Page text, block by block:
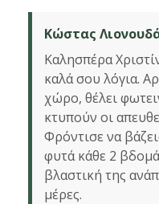
Κώστας
Καλησπέρα
καλά σου λόγια.
χώρο, θέλει
κτυπούν οι
Φρόντισε να
φυτά κάθε 2
βλαστική της
μέρες.